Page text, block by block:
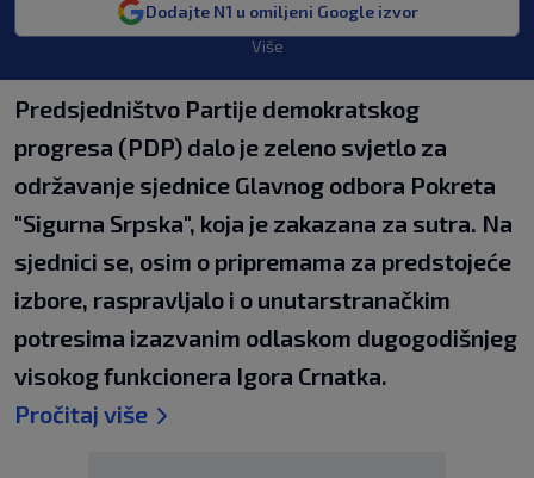
Dodajte N1 u omiljeni Google izvor
Više
Predsjedništvo Partije demokratskog
progresa (PDP) dalo je zeleno svjetlo za
održavanje sjednice Glavnog odbora Pokreta
"Sigurna Srpska", koja je zakazana za sutra. Na
sjednici se, osim o pripremama za predstojeće
izbore, raspravljalo i o unutarstranačkim
potresima izazvanim odlaskom dugogodišnjeg
visokog funkcionera Igora Crnatka.
Pročitaj više